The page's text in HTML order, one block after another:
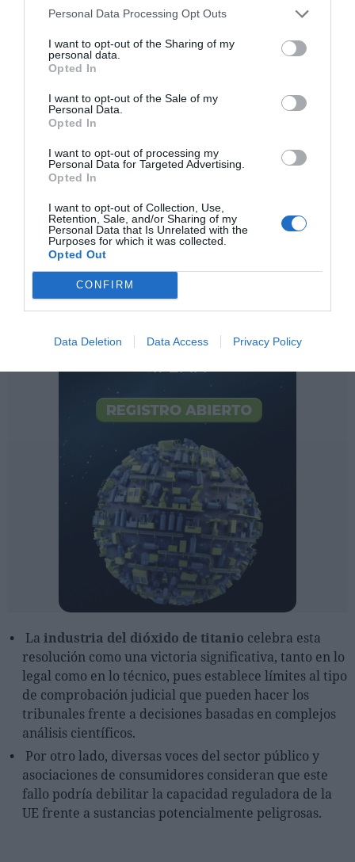
Personal Data Processing Opt Outs
I want to opt-out of the Sharing of my
personal data.
Opted In
I want to opt-out of the Sale of my
Personal Data.
Opted In
I want to opt-out of processing my
Personal Data for Targeted Advertising.
Opted In
I want to opt-out of Collection, Use,
Retention, Sale, and/or Sharing of my
Personal Data that Is Unrelated with the
Purposes for which it was collected.
Opted Out
CONFIRM
Data Deletion Data Access Privacy Policy
validando así la anulación. Reconoció que, aunque el
Tribunal General se excedió en su revisión judicial, la
anulación de la clasificación está justificada, ya que
el CER no consideró todos los factores relevantes.
Estas son las implicaciones de la sentencia
La industria del dióxido de titanio celebra esta
resolución como una victoria significativa, tanto en lo
legal como en lo técnico, pues establece límites al tipo
de comprobación judicial que pueden hacer los
tribunales frente a decisiones basadas en complejos
análisis científicos.
Por otro lado, diversas voces del sector público y
asociaciones de consumidores consideran que este
fallo podría debilitar la capacidad reguladora de la
UE frente a sustancias potencialmente peligrosas.